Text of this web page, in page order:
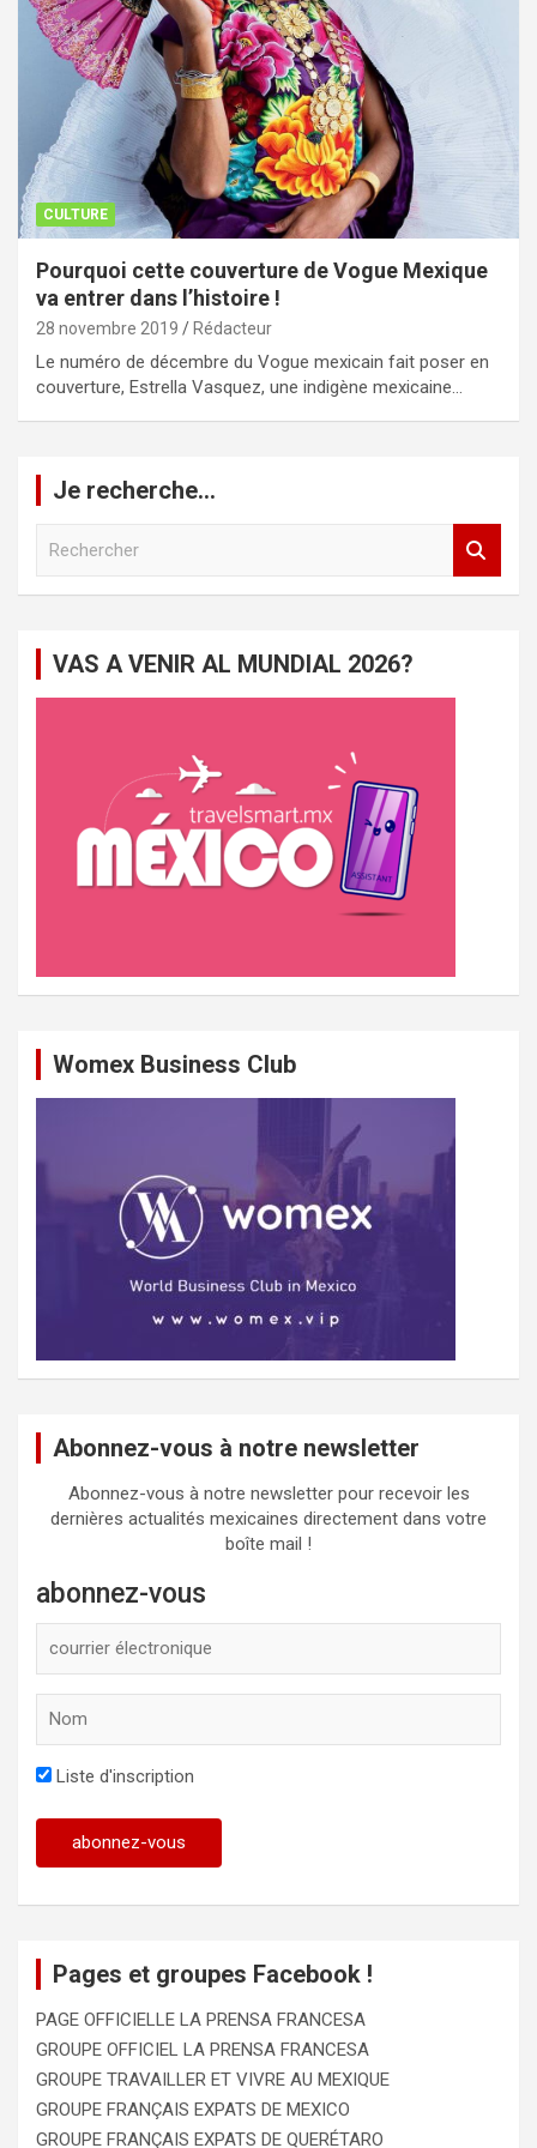
CULTURE
Pourquoi cette couverture de Vogue Mexique
va entrer dans l’histoire !
28 novembre 2019 Rédacteur
Le numéro de décembre du Vogue mexicain fait poser en
couverture, Estrella Vasquez, une indigène mexicaine…
Je recherche…
c
VAS A VENIR AL MUNDIAL 2026?
Womex Business Club
Abonnez-vous à notre newsletter
Abonnez-vous à notre newsletter pour recevoir les
dernières actualités mexicaines directement dans votre
boîte mail !
abonnez-vous
Liste d'inscription
Pages et groupes Facebook !
PAGE OFFICIELLE LA PRENSA FRANCESA
GROUPE OFFICIEL LA PRENSA FRANCESA
GROUPE TRAVAILLER ET VIVRE AU MEXIQUE
GROUPE FRANÇAIS EXPATS DE MEXICO
GROUPE FRANÇAIS EXPATS DE QUERÉTARO